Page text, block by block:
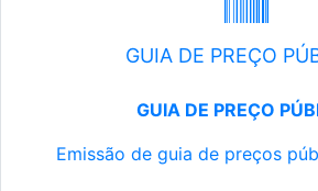
GUIA DE PREÇO
GUIA DE PREÇO
Emissão de guia de preços